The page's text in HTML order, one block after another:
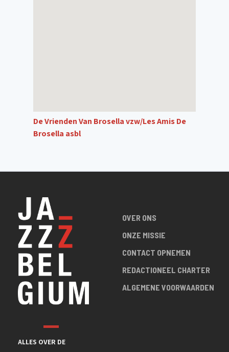
De Vrienden Van Brosella vzw/Les Amis De
Brosella asbl
ALLES OVER DE
OVER ONS
ONZE MISSIE
CONTACT OPNEMEN
REDACTIONEEL CHARTER
ALGEMENE VOORWAARDEN